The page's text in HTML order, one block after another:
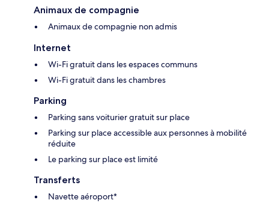
Animaux de compagnie
Animaux de compagnie non admis
Internet
Wi-Fi gratuit dans les espaces communs
Wi-Fi gratuit dans les chambres
Parking
Parking sans voiturier gratuit sur place
Parking sur place accessible aux personnes à mobilité
réduite
Le parking sur place est limité
Transferts
Navette aéroport*